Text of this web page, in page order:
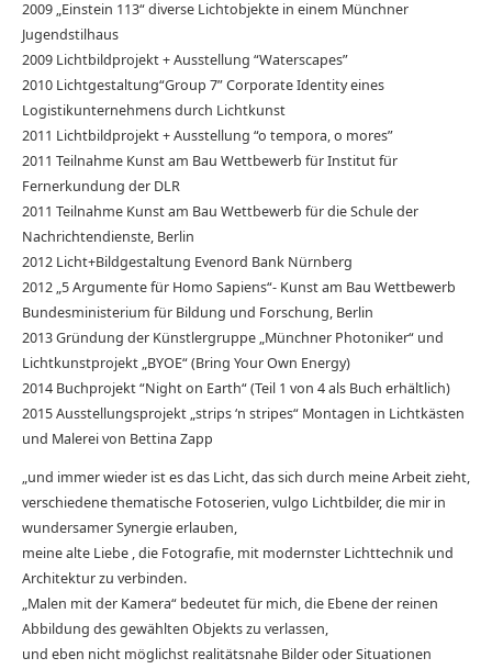
2009 „Einstein 113“ diverse Lichtobjekte in einem Münchner
Jugendstilhaus
2009 Lichtbildprojekt + Ausstellung “Waterscapes”
2010 Lichtgestaltung“Group 7” Corporate Identity eines
Logistikunternehmens durch Lichtkunst
2011 Lichtbildprojekt + Ausstellung “o tempora, o mores”
2011 Teilnahme Kunst am Bau Wettbewerb für Institut für
Fernerkundung der DLR
2011 Teilnahme Kunst am Bau Wettbewerb für die Schule der
Nachrichtendienste, Berlin
2012 Licht+Bildgestaltung Evenord Bank Nürnberg
2012 „5 Argumente für Homo Sapiens“- Kunst am Bau Wettbewerb
Bundesministerium für Bildung und Forschung, Berlin
2013 Gründung der Künstlergruppe „Münchner Photoniker“ und
Lichtkunstprojekt „BYOE“ (Bring Your Own Energy)
2014 Buchprojekt “Night on Earth“ (Teil 1 von 4 als Buch erhältlich)
2015 Ausstellungsprojekt „strips ‘n stripes“ Montagen in Lichtkästen
und Malerei von Bettina Zapp
„und immer wieder ist es das Licht, das sich durch meine Arbeit zieht,
verschiedene thematische Fotoserien, vulgo Lichtbilder, die mir in
wundersamer Synergie erlauben,
meine alte Liebe , die Fotografie, mit modernster Lichttechnik und
Architektur zu verbinden.
„Malen mit der Kamera“ bedeutet für mich, die Ebene der reinen
Abbildung des gewählten Objekts zu verlassen,
und eben nicht möglichst realitätsnahe Bilder oder Situationen